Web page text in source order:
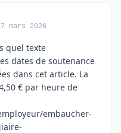
mars 2026
quel texte
dates de soutenance
dans cet article. La
€ par heure de
embaucher-